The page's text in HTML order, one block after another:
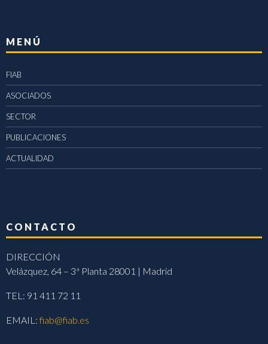
MENÚ
FIAB
ASOCIADOS
SECTOR
PUBLICACIONES
ACTUALIDAD
CONTACTO
DIRECCIÓN
Velázquez, 64 – 3ª Planta 28001 | Madrid
TEL: 91 411 72 11
EMAIL:fiab@fiab.es